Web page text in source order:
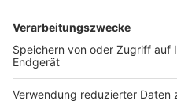
eigenständige
eingebaute Elemente. Ein
auch mehrgeschossig
deutlich mehr Wohnraum